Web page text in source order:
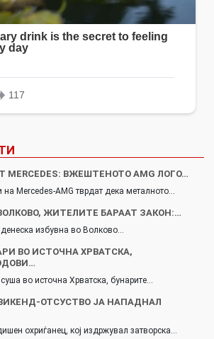
ВЖЕШТЕНОТО AMG ЛОГО…
на Mercedes-AMG тврдат дека металното…
ЖИТЕЛИТЕ БАРААТ ЗАКОН:…
избувна во Волково…
ВО ИСТОЧНА ХРВАТСКА,
во источна Хрватска, бунарите…
ОТСУСТВО ЈА НАПАДНАЛ
охриѓанец, кој издржувал затворска…